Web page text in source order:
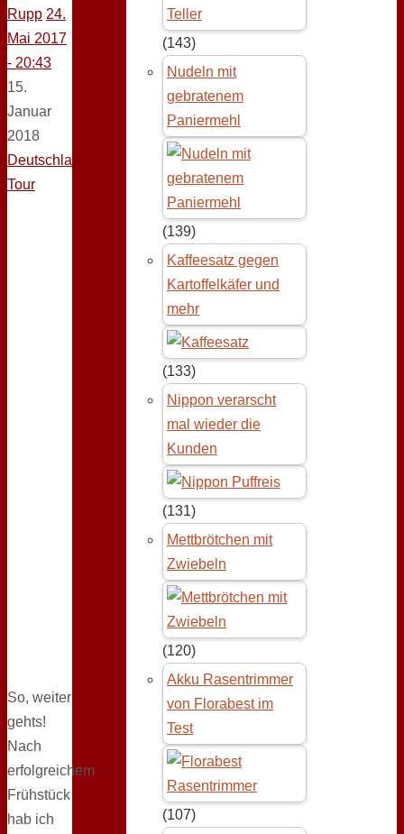
Rupp 24.
Mai 2017
- 20:43
15.
Januar
2018
Deutschland-
Tour
So, weiter
gehts!
Nach
erfolgreichem
Frühstück
hab ich
(143)
Nudeln mit
gebratenem
Paniermehl
(139)
Kaffeesatz gegen
Kartoffelkäfer und
mehr
(133)
Nippon verarscht
mal wieder die
Kunden
(131)
Mettbrötchen mit
Zwiebeln
(120)
Akku Rasentrimmer
von Florabest im
Test
(107)